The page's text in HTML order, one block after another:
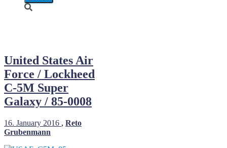
United States Air
Force / Lockheed
C-5M Super
Galaxy / 85-0008
16. January 2016 , Reto
Grubenmann